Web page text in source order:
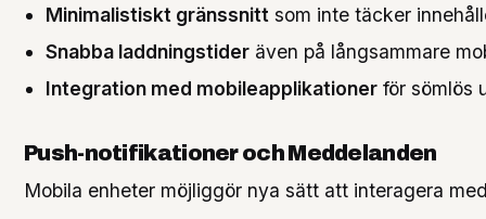
Minimalistiskt gränssnitt som inte täcker
Snabba laddningstider även på långsammare
Integration med mobileapplikationer för sömlös
Push-notifikationer och Meddelanden
Mobila enheter möjliggör nya sätt att interagera